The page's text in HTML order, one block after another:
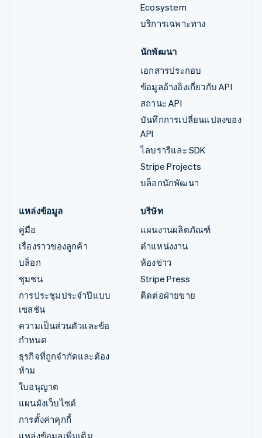
Ecosystem
บริการเฉพาะทาง
นักพัฒนา
เอกสารประกอบ
ข้อมูลอ้างอิงเกี่ยวกับ API
สถานะ API
บันทึกการเปลี่ยนแปลงของ
API
ไลบรารีและ SDK
Stripe Projects
บล็อกนักพัฒนา
แหล่งข้อมูล
คู่มือ
เรื่องราวของลูกค้า
บล็อก
ชุมชน
การประชุมประจำปีแบบ
เซสชัน
ความเป็นส่วนตัวและข้อ
กำหนด
ธุรกิจที่ถูกจำกัดและต้อง
ห้าม
ใบอนุญาต
แผนผังเว็บไซต์
การตั้งค่าคุกกี้
บริษัท
แผนงานผลิตภัณฑ์
ตำแหน่งงาน
ห้องข่าว
Stripe Press
ติดต่อฝ่ายขาย